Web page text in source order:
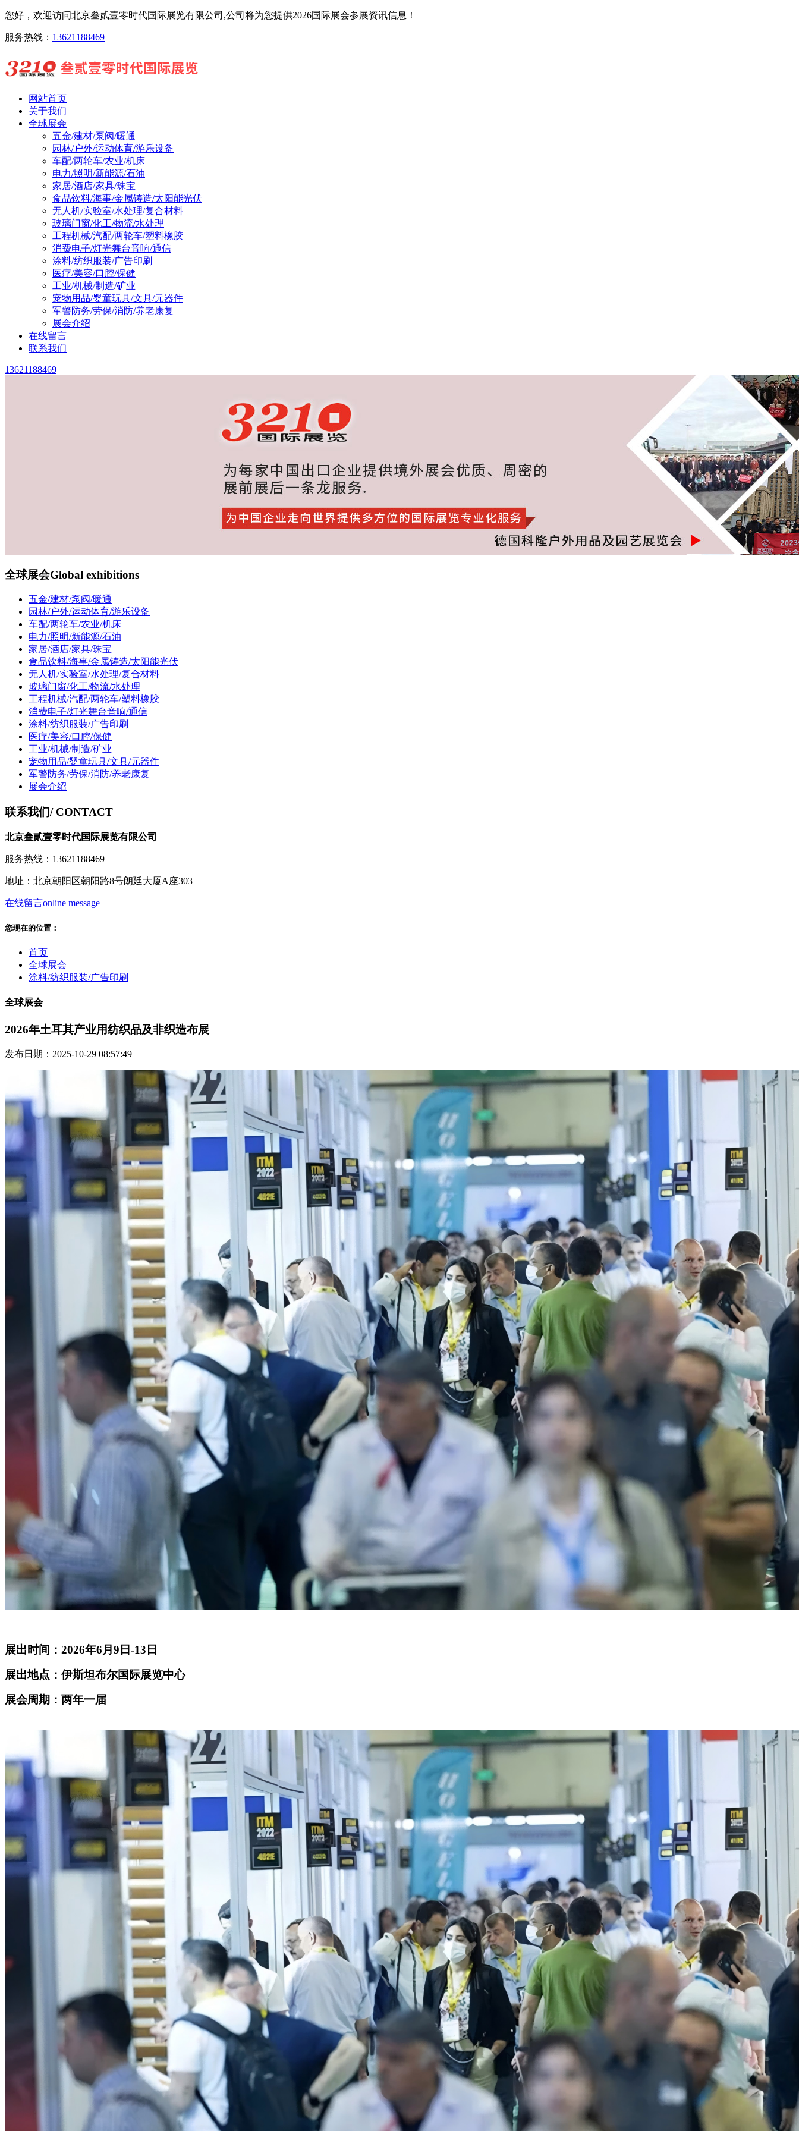
您好，欢迎访问北京叁贰壹零时代国际展览有限公司,公司将为您提供2026国际展会参展资讯信息！
服务热线： 13621188469
网站首页
关于我们
全球展会
五金/建材/泵阀/暖通
园林/户外/运动体育/游乐设备
车配/两轮车/农业/机床
电力/照明/新能源/石油
家居/酒店/家具/珠宝
食品饮料/海事/金属铸造/太阳能光伏
无人机/实验室/水处理/复合材料
玻璃门窗/化工/物流/水处理
工程机械/汽配/两轮车/塑料橡胶
消费电子/灯光舞台音响/通信
涂料/纺织服装/广告印刷
医疗/美容/口腔/保健
工业/机械/制造/矿业
宠物用品/婴童玩具/文具/元器件
军警防务/劳保/消防/养老康复
展会介绍
在线留言
联系我们
13621188469
全球展会Global exhibitions
五金/建材/泵阀/暖通
园林/户外/运动体育/游乐设备
车配/两轮车/农业/机床
电力/照明/新能源/石油
家居/酒店/家具/珠宝
食品饮料/海事/金属铸造/太阳能光伏
无人机/实验室/水处理/复合材料
玻璃门窗/化工/物流/水处理
工程机械/汽配/两轮车/塑料橡胶
消费电子/灯光舞台音响/通信
涂料/纺织服装/广告印刷
医疗/美容/口腔/保健
工业/机械/制造/矿业
宠物用品/婴童玩具/文具/元器件
军警防务/劳保/消防/养老康复
展会介绍
联系我们/ CONTACT
北京叁贰壹零时代国际展览有限公司
服务热线：13621188469
地址：北京朝阳区朝阳路8号朗廷大厦A座303
在线留言online message
您现在的位置：
首页
全球展会
涂料/纺织服装/广告印刷
全球展会
2026年土耳其产业用纺织品及非织造布展
发布日期：2025-10-29 08:57:49
展出时间：2026年6月9日-13日
展出地点：伊斯坦布尔国际展览中心
展会周期：两年一届